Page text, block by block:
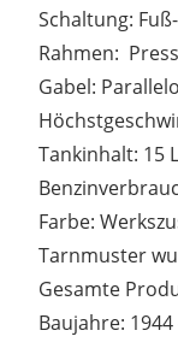
Schaltung:
Rahmen:
Gabel:
Tankinhalt: 15
Farbe:
Tarnmuster
Gesamte
Baujahre: 1944